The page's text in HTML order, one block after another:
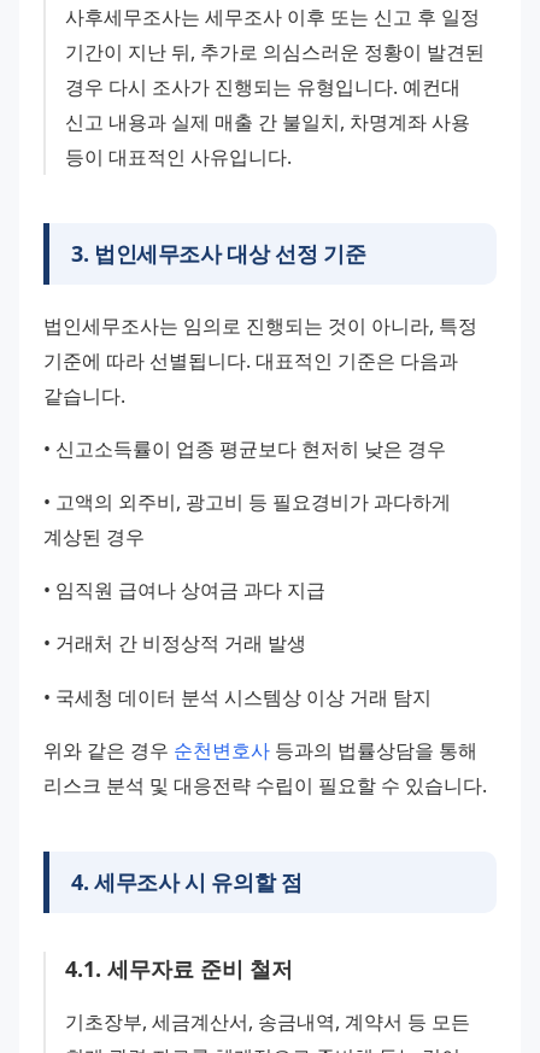
사후세무조사는 세무조사 이후 또는 신고 후 일정
기간이 지난 뒤, 추가로 의심스러운 정황이 발견된
경우 다시 조사가 진행되는 유형입니다. 예컨대
신고 내용과 실제 매출 간 불일치, 차명계좌 사용
등이 대표적인 사유입니다.
3. 법인세무조사 대상 선정 기준
법인세무조사는 임의로 진행되는 것이 아니라, 특정
기준에 따라 선별됩니다. 대표적인 기준은 다음과
같습니다.
• 신고소득률이 업종 평균보다 현저히 낮은 경우
• 고액의 외주비, 광고비 등 필요경비가 과다하게
계상된 경우
• 임직원 급여나 상여금 과다 지급
• 거래처 간 비정상적 거래 발생
• 국세청 데이터 분석 시스템상 이상 거래 탐지
위와 같은 경우 순천변호사 등과의 법률상담을 통해
리스크 분석 및 대응전략 수립이 필요할 수 있습니다.
4. 세무조사 시 유의할 점
4.1. 세무자료 준비 철저
기초장부, 세금계산서, 송금내역, 계약서 등 모든